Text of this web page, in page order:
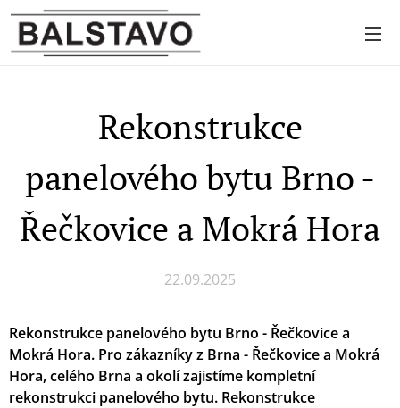
Rekonstrukce
panelového bytu Brno -
Řečkovice a Mokrá Hora
22.09.2025
Rekonstrukce panelového bytu Brno - Řečkovice a
Mokrá Hora. Pro zákazníky z Brna - Řečkovice a Mokrá
Hora, celého Brna a okolí zajistíme kompletní
rekonstrukci panelového bytu. Rekonstrukce